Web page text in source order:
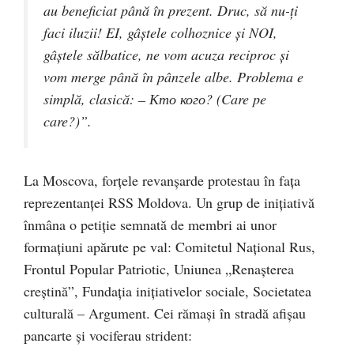
au beneficiat până în prezent. Druc, să nu-ți
faci iluzii! EI, gâștele colhoznice și NOI,
gâștele sălbatice, ne vom acuza reciproc și
vom merge până în pânzele albe. Problema e
simplă, clasică: – Кто кого? (Care pe
care?)”.
La Moscova, forţele revanşarde protestau în fața
reprezentanţei RSS Moldova. Un grup de inițiativă
înmâna o petiţie semnată de membri ai unor
formaţiuni apărute pe val: Comitetul Naţional Rus,
Frontul Popular Patriotic, Uniunea „Renaşterea
creştină”, Fundaţia iniţiativelor sociale, Societatea
culturală – Argument. Cei rămași în stradă afișau
pancarte și vociferau strident: